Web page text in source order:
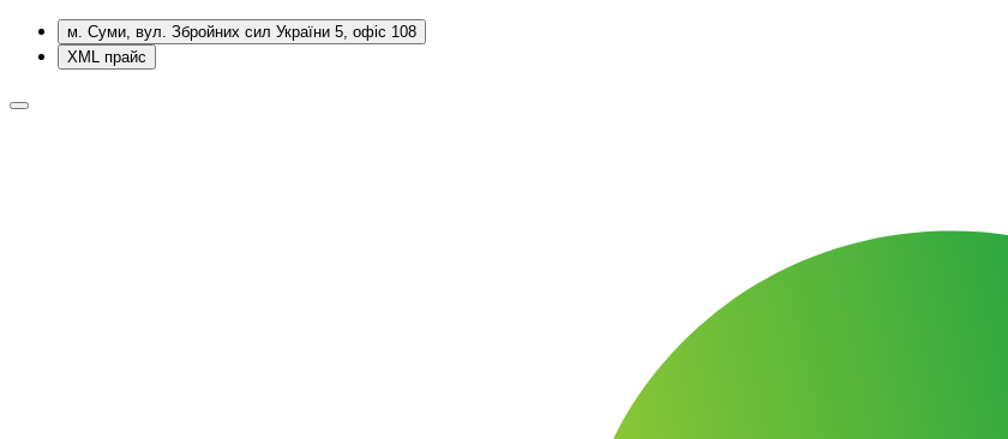
м. Суми, вул. Збройних сил України 5, офіс 108
XML прайс